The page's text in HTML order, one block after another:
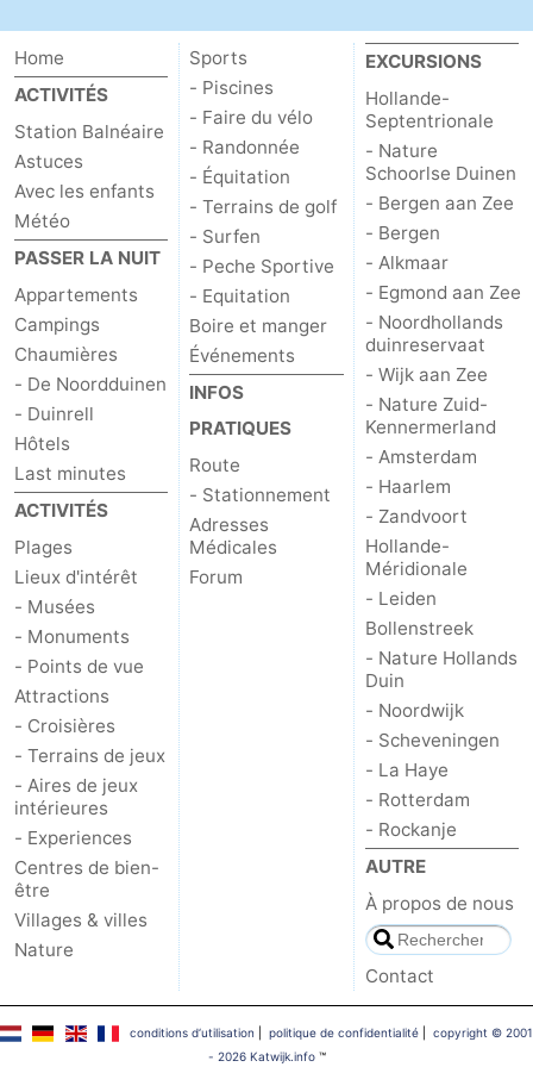
du
vélo
Randonnée
-
Équitation
-
Terrains
de
golf
-
Surfen
-
Peche
Sportive
-
Equitation
Boire
et
manger
Événements
Pratiques
Forum
Route
-
Médicales
Région
Hollande-
Septentrionale
-
Nature
Schoorlse
Duinen
-
Bergen
aan
-
Bergen
-
Home
ACTIVITÉS
Station Balnéaire
Astuces
Avec les enfants
Météo
PASSER LA NUIT
Appartements
Campings
Chaumières
- De Noordduinen
- Duinrell
Hôtels
Last minutes
ACTIVITÉS
Plages
Lieux d'intérêt
- Musées
- Monuments
- Points de vue
Attractions
- Croisières
- Terrains de jeux
- Aires de jeux
intérieures
- Experiences
Centres de bien-
être
Villages & villes
Nature
Sports
- Piscines
- Faire du vélo
- Randonnée
- Équitation
- Terrains de golf
- Surfen
- Peche Sportive
- Equitation
Boire et manger
Événements
INFOS
PRATIQUES
Route
- Stationnement
Adresses
Médicales
Forum
EXCURSIONS
Hollande-
Septentrionale
- Nature
Schoorlse Duinen
- Bergen aan Zee
- Bergen
- Alkmaar
- Egmond aan Zee
- Noordhollands
duinreservaat
- Wijk aan Zee
- Nature Zuid-
Kennermerland
- Amsterdam
- Haarlem
- Zandvoort
Hollande-
Méridionale
- Leiden
Bollenstreek
- Nature Hollands
Duin
- Noordwijk
- Scheveningen
- La Haye
- Rotterdam
- Rockanje
AUTRE
À propos de nous
Contact
conditions d‘utilisation politique de confidentialité| copyright © 2001
- 2026 Katwijk.info™